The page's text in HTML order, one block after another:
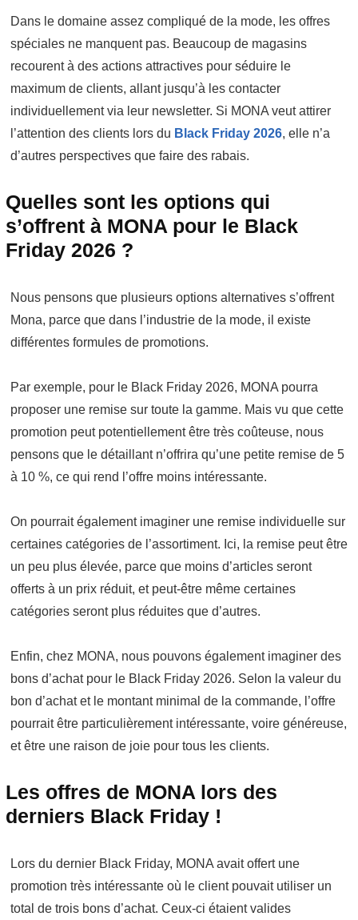
Dans le domaine assez compliqué de la mode, les offres
spéciales ne manquent pas. Beaucoup de magasins
recourent à des actions attractives pour séduire le
maximum de clients, allant jusqu’à les contacter
individuellement via leur newsletter. Si MONA veut attirer
l’attention des clients lors du Black Friday 2026, elle n’a
d’autres perspectives que faire des rabais.
Quelles sont les options qui
s’offrent à MONA pour le Black
Friday 2026 ?
Nous pensons que plusieurs options alternatives s’offrent
Mona, parce que dans l’industrie de la mode, il existe
différentes formules de promotions.
Par exemple, pour le Black Friday 2026, MONA pourra
proposer une remise sur toute la gamme. Mais vu que cette
promotion peut potentiellement être très coûteuse, nous
pensons que le détaillant n’offrira qu’une petite remise de 5
à 10 %, ce qui rend l’offre moins intéressante.
On pourrait également imaginer une remise individuelle sur
certaines catégories de l’assortiment. Ici, la remise peut être
un peu plus élevée, parce que moins d’articles seront
offerts à un prix réduit, et peut-être même certaines
catégories seront plus réduites que d’autres.
Enfin, chez MONA, nous pouvons également imaginer des
bons d’achat pour le Black Friday 2026. Selon la valeur du
bon d’achat et le montant minimal de la commande, l’offre
pourrait être particulièrement intéressante, voire généreuse,
et être une raison de joie pour tous les clients.
Les offres de MONA lors des
derniers Black Friday !
Lors du dernier Black Friday, MONA avait offert une
promotion très intéressante où le client pouvait utiliser un
total de trois bons d’achat. Ceux-ci étaient valides